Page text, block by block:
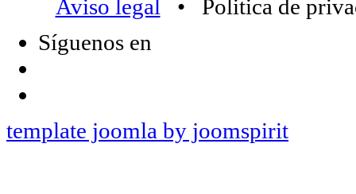
Aviso legal • Politica de
Síguenos en
template joomla by joomspirit